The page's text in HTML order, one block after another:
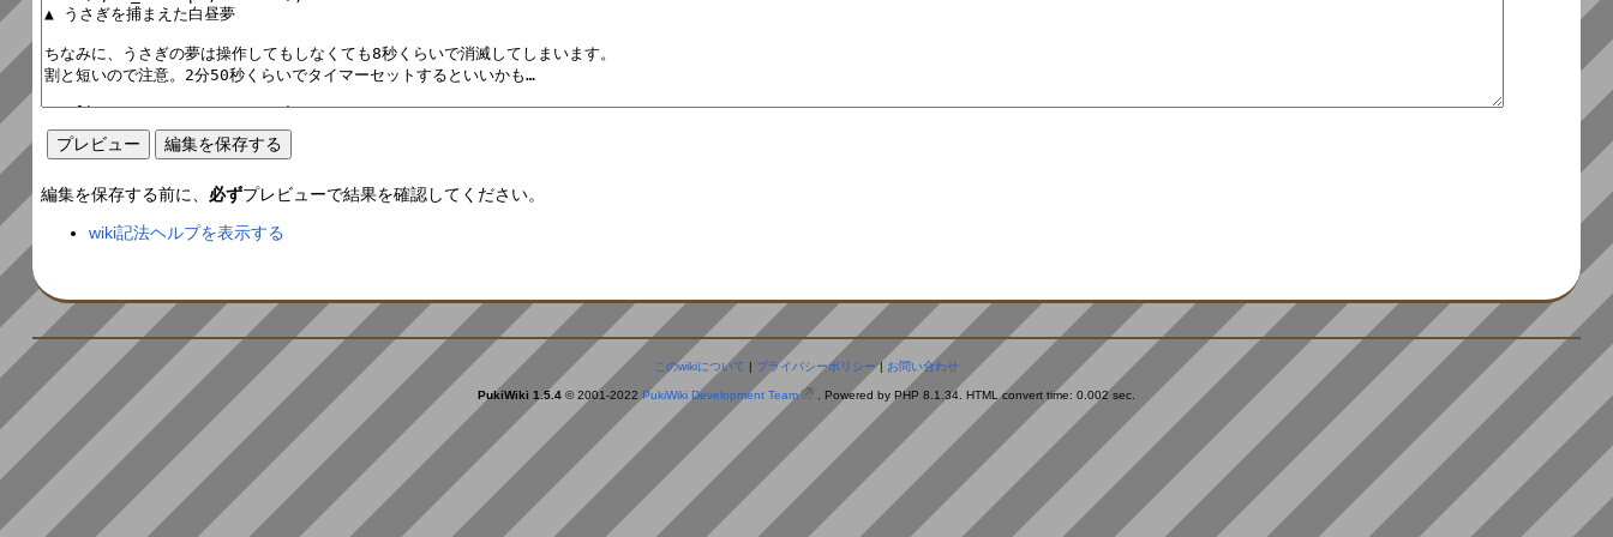
編集を保存する前に、 必ずプレビューで結果を確認してください。
wiki記法ヘルプを表示する
このwikiについて | プライバシーポリシー| お問い合わせ
PukiWiki 1.5.4 © 2001-2022 PukiWiki Development Team . Powered by PHP 8.1.34. HTML convert time: 0.002 sec.